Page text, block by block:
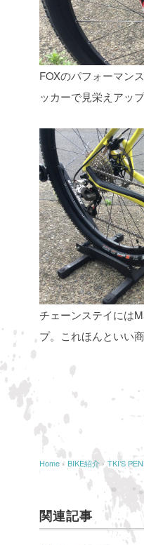
FOXのパフォーマン
ッカーで見栄えアップ
チェーンステイには
プ。これほんといい商
Home › BIKE紹介 › TKI’S
関連記事